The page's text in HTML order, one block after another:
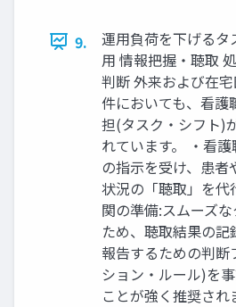
9.
運用負荷を下げるタ
用 情報把握・聴取
判断 外来および在
件においても、看護
担(タスク・シフト)
れています。 ・看
の指示を受け、患者
状況の「聴取」を代
関の準備:スムーズ
ため、聴取結果の
報告するための判断
ション・ルール)を
ことが強く推奨され